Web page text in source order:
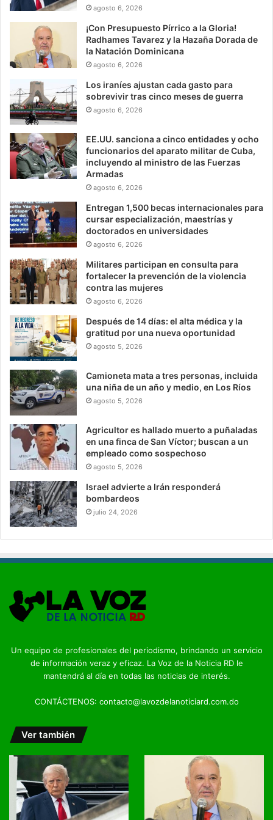
agosto 6, 2026
¡Con Presupuesto Pírrico a la Gloria!
Radhames Tavarez y la Hazaña Dorada de
la Natación Dominicana
agosto 6, 2026
Los iraníes ajustan cada gasto para
sobrevivir tras cinco meses de guerra
agosto 6, 2026
EE.UU. sanciona a cinco entidades y ocho
funcionarios del aparato militar de Cuba,
incluyendo al ministro de las Fuerzas
Armadas
agosto 6, 2026
Entregan 1,500 becas internacionales para
cursar especialización, maestrías y
doctorados en universidades
agosto 6, 2026
Militares participan en consulta para
fortalecer la prevención de la violencia
contra las mujeres
agosto 6, 2026
Después de 14 días: el alta médica y la
gratitud por una nueva oportunidad
agosto 5, 2026
Camioneta mata a tres personas, incluida
una niña de un año y medio, en Los Ríos
agosto 5, 2026
Agricultor es hallado muerto a puñaladas
en una finca de San Víctor; buscan a un
empleado como sospechoso
agosto 5, 2026
Israel advierte a Irán responderá
bombardeos
julio 24, 2026
Un equipo de profesionales del periodismo, brindando un servicio
de información veraz y eficaz. La Voz de la Noticia RD le
mantendrá al día en todas las noticias de interés.
CONTÁCTENOS: contacto@lavozdelanoticiard.com.do
Ver también